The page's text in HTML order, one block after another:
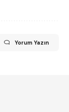
Yorum Yazın